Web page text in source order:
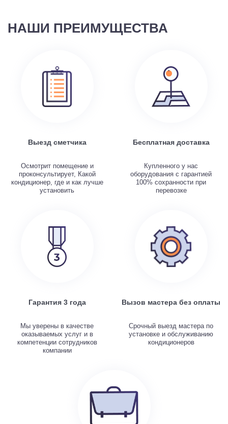
НАШИ ПРЕИМУЩЕСТВА
Выезд сметчика
Осмотрит помещение и
проконсультирует, Какой
кондиционер, где и как лучше
установить
Бесплатная доставка
Купленного у нас
оборудования с гарантией
100% сохранности при
перевозке
Гарантия 3 года
Мы уверены в качестве
оказываемых услуг и в
компетенции сотрудников
компании
Вызов мастера без оплаты
Срочный выезд мастера по
установке и обслуживанию
кондиционеров